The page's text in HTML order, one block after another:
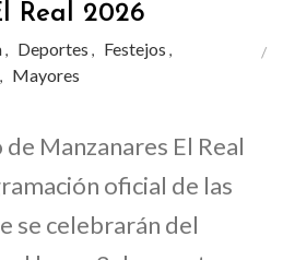
Real 2026
, Deportes , Festejos ,
, Mayores
Manzanares El Real
oficial de las
se celebrarán del